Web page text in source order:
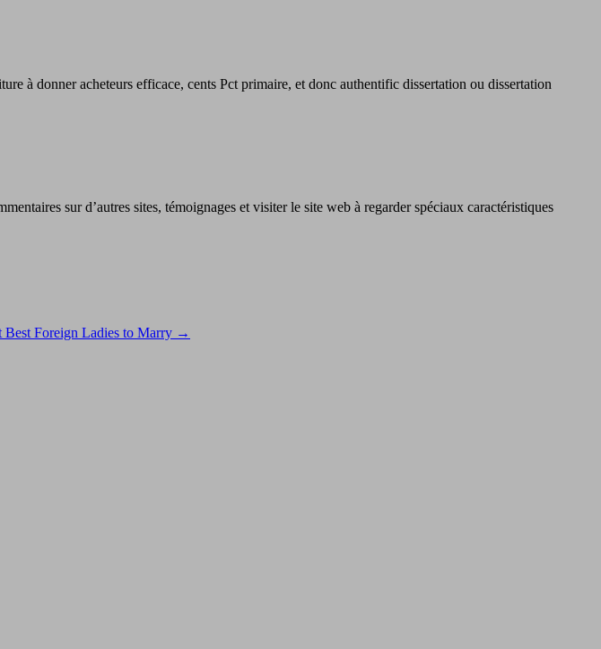
à donner acheteurs efficace, cents Pct primaire, et donc authentific dissertation ou dissertation
sur d’autres sites, témoignages et visiter le site web à regarder spéciaux caractéristiques
Foreign Ladies to Marry →